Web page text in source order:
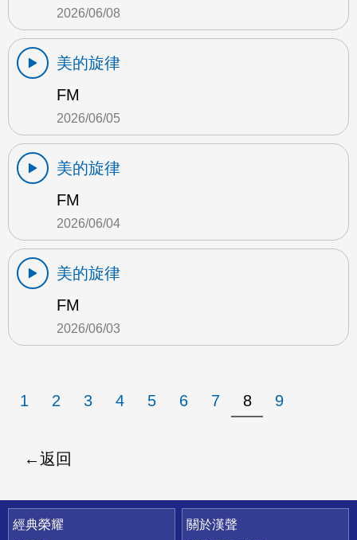
2026/06/08
美的旋律
FM
2026/06/05
美的旋律
FM
2026/06/04
美的旋律
FM
2026/06/03
1 2 3 4 5 6 7 8 9
返回
快速連結
經典榮耀
關於漢聲